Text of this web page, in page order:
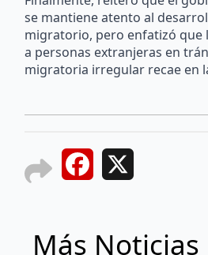
se mantiene atento al
migratorio, pero enfatizó que
a personas extranjeras en
migratoria irregular recae en
Facebook
Más Noticias